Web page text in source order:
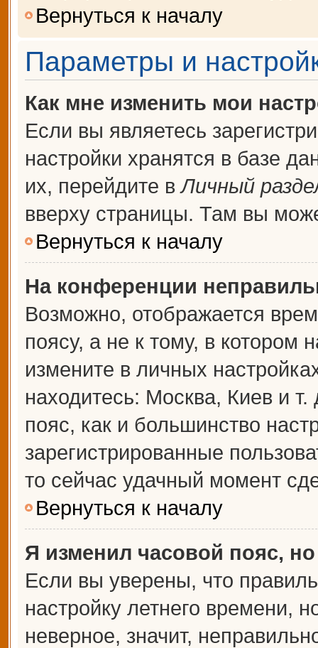
Вернуться к началу
Параметры и
Как мне изменить мои
Если вы являетесь
настройки хранятся в базе
их, перейдите вЛичный
вверху страницы. Там вы
Вернуться к началу
На конференции
Возможно, отображается
поясу, а не к тому, в котором
измените в личных
находитесь: Москва, Киев и
пояс, как и большинство
зарегистрированные
то сейчас удачный момент
Вернуться к началу
Я изменил часовой пояс,
Если вы уверены, что
настройку летнего времени,
неверное, значит,